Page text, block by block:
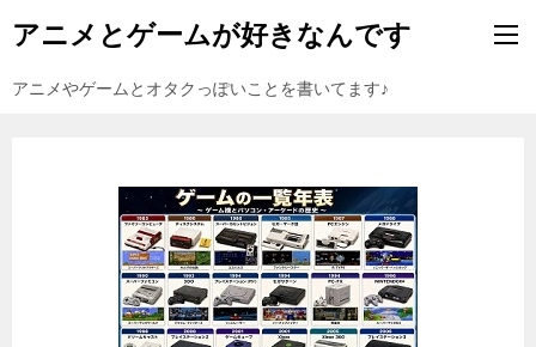
アニメとゲームが好きなんです
アニメやゲームとオタクっぽいことを書いてます♪